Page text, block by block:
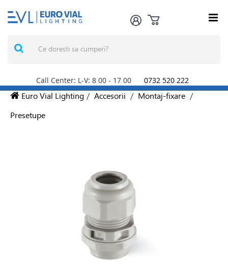
Call Center: L-V: 8 00 - 17 00 0732 520 222
Euro Vial Lighting / Accesorii / Montaj-fixare /
Presetupe